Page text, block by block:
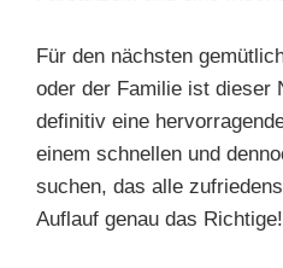
Für den nächsten
oder der Familie ist dieser
definitiv eine
einem schnellen und
suchen, das alle
Auflauf genau das Richtige!